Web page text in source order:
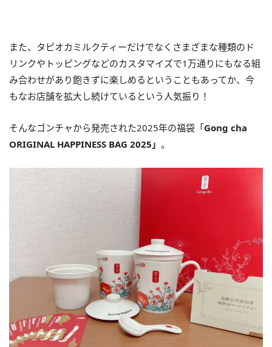
また、タピオカミルクティーだけでなくさまざまな種類のド
リンクやトッピングなどのカスタマイズで1万通りにもなる組
み合わせがあり飽きずに楽しめるということもあってか、今
もなお店舗を拡大し続けているという人気振り！
そんなゴンチャから発売された2025年の福袋「Gong cha
ORIGINAL HAPPINESS BAG 2025」 。